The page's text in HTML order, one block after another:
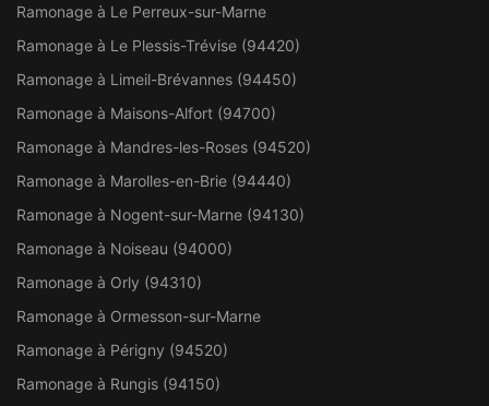
Ramonage à Le Perreux-sur-Marne
Ramonage à Le Plessis-Trévise (94420)
Ramonage à Limeil-Brévannes (94450)
Ramonage à Maisons-Alfort (94700)
Ramonage à Mandres-les-Roses (94520)
Ramonage à Marolles-en-Brie (94440)
Ramonage à Nogent-sur-Marne (94130)
Ramonage à Noiseau (94000)
Ramonage à Orly (94310)
Ramonage à Ormesson-sur-Marne
Ramonage à Périgny (94520)
Ramonage à Rungis (94150)